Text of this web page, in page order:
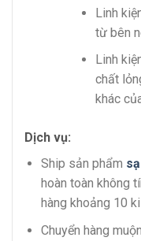
Linh
từ bên
Linh
chất
khác
Dịch vụ:
Ship sản phẩm
hoàn toàn không
hàng khoảng 10
Chuyển hàng